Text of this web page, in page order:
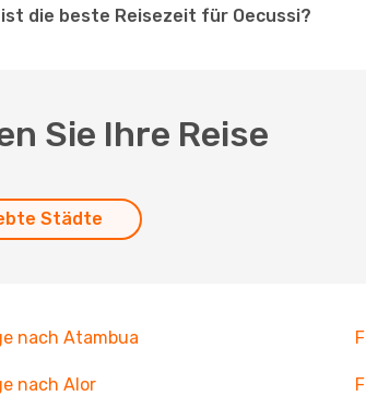
ist die beste Reisezeit für Oecussi?
Sie Ihre Reise
Städte
nach Atambua
nach Alor